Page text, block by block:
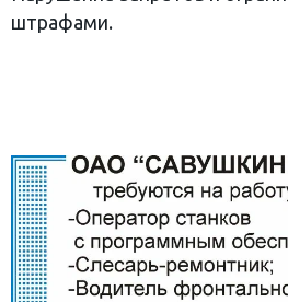
штрафами.